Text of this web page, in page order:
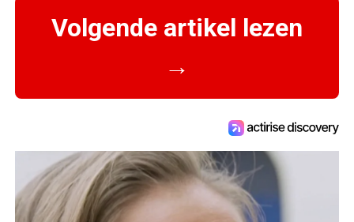
Volgende artikel lezen
→